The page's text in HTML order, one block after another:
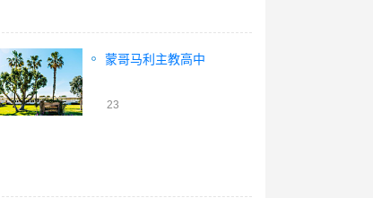
蒙哥马利主教高中
23